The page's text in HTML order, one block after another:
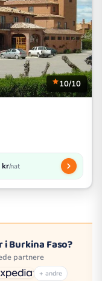
10/10
kr/nat
Burkina Faso?
partnere
+ andre